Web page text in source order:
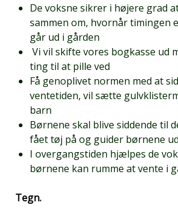
De voksne sikrer i højere grad
sammen om, hvornår timingen
går ud i gården
Vi vil skifte vores bogkasse ud
ting til at pille ved
Få genoplivet normen med at
ventetiden, vil sætte
barn
Børnene skal blive siddende til
fået tøj på og guider børnene ud
I overgangstiden hjælpes de
børnene kan rumme at vente i
Tegn.